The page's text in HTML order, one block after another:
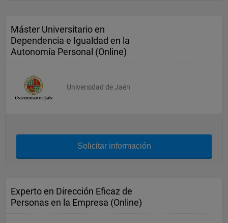
Máster Universitario en
Dependencia e Igualdad en la
Autonomía Personal (Online)
Universidad de Jaén
Solicitar información
Experto en Dirección Eficaz de
Personas en la Empresa (Online)